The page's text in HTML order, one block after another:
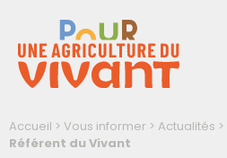
Accueil > Vous informer > Actualités >
Référent du Vivant